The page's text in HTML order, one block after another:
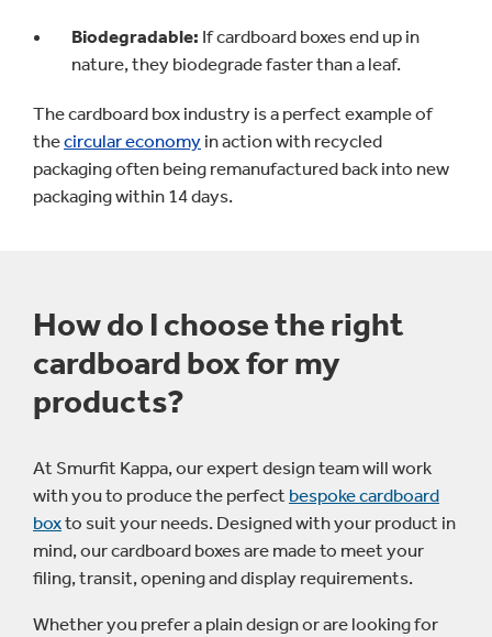
Biodegradable: If cardboard boxes end up in
nature, they biodegrade faster than a leaf.
The cardboard box industry is a perfect example of
thecircular economy in action with recycled
packaging often being remanufactured back into new
packaging within 14 days.
How do I choose the right
cardboard box for my
products?
At Smurfit Kappa, our expert design team will work
with you to produce the perfect bespoke cardboard
boxto suit your needs. Designed with your product in
mind, our cardboard boxes are made to meet your
filing, transit, opening and display requirements.
Whether you prefer a plain design or are looking for